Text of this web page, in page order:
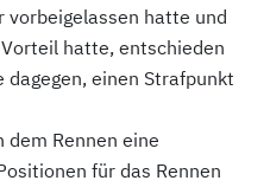
vorbeigelassen hatte und
hatte, entschieden
einen Strafpunkt
dem Rennen eine
für das Rennen